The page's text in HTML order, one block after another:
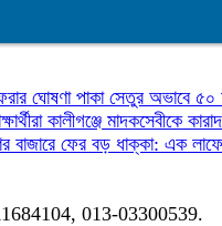
ঘোষণা পাকা সেতুর অভাবে ৫০
কালীগঞ্জে মাদকসেবীকে
বাজারে ফের বড় ধাক্কা: এক
013-03300539.